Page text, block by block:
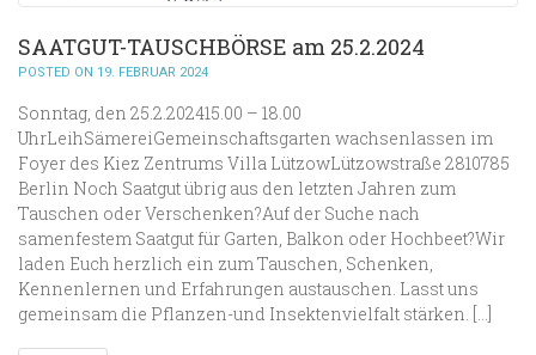
SAATGUT-TAUSCHBÖRSE am 25.2.2024
POSTED ON 19. FEBRUAR 2024
Sonntag, den 25.2.202415.00 – 18.00
UhrLeihSämereiGemeinschaftsgarten wachsenlassen im
Foyer des Kiez Zentrums Villa LützowLützowstraße 2810785
Berlin Noch Saatgut übrig aus den letzten Jahren zum
Tauschen oder Verschenken?Auf der Suche nach
samenfestem Saatgut für Garten, Balkon oder Hochbeet?Wir
laden Euch herzlich ein zum Tauschen, Schenken,
Kennenlernen und Erfahrungen austauschen. Lasst uns
gemeinsam die Pflanzen-und Insektenvielfalt stärken. […]